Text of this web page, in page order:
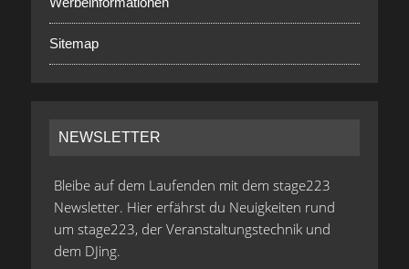
Sitemap
NEWSLETTER
Bleibe auf dem Laufenden mit dem stage223
Newsletter. Hier erfährst du Neuigkeiten rund
um stage223, der Veranstaltungstechnik und
dem DJing.